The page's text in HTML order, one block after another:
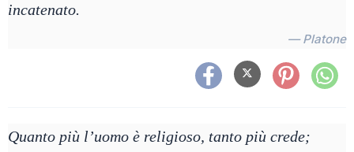
incatenato.
— Platone
Quanto più l’uomo è religioso, tanto più crede;